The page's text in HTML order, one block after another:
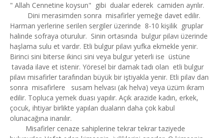
" Allah Cennetine koysun" gibi dualar ederek camiden ayrılır.
Dini merasimden sonra misafirler yemeğe davet edilir.
Harman yerlerine serilen sergiler üzerinde 8-10 kişilik gruplar
halinde sofraya oturulur. Sinin ortasında bulgur pilavı üzerinde
haşlama sulu et vardır. Etli bulgur pilavı yufka ekmekle yenir.
Birinci sini biterse ikinci sini veya bulgur yeterli ise üstüne
tavada ilave et istenir. Yöresel bir damak tadı olan etli bulgur
pilavı misafirler tarafından büyük bir iştiyakla yenir. Etli pilav dan
sonra misafirlere susam helvası (ak helva) veya üzüm ikram
edilir. Topluca yemek duası yapılır. Açık arazide kadın, erkek,
çocuk, ihtiyar birlikte yapılan duaların daha çok kabul
olunacağına inanılır.
Misafirler cenaze sahiplerine tekrar tekrar taziyede